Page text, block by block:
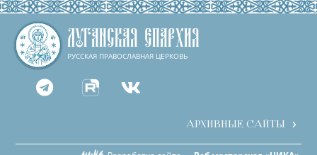
ЛУГАНСКАЯ ЕПАРХИЯ
РУССКАЯ ПРАВОСЛАВНАЯ ЦЕРКОВЬ
 
АРХИВНЫЕ САЙТЫ